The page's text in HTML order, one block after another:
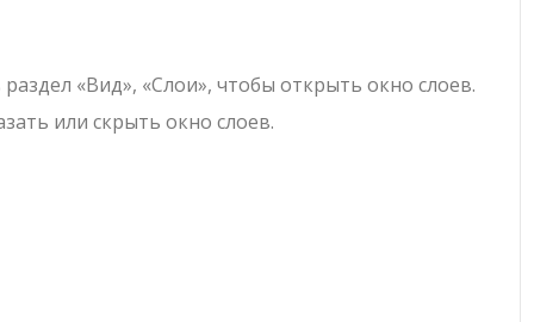
«Вид», «Слои», чтобы открыть окно слоев.
или скрыть окно слоев.